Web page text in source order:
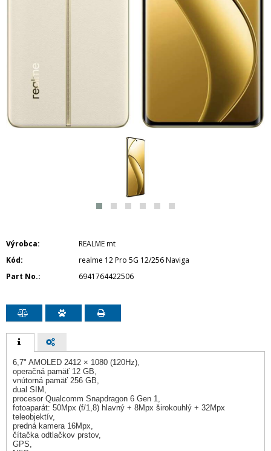
Výrobca
REALME mt
Kód
realme 12 Pro 5G 12/256 Naviga
Part No.
6941764422506
6,7" AMOLED 2412 × 1080 (120Hz),
operačná pamäť 12 GB,
vnútorná pamäť 256 GB,
dual SIM,
procesor Qualcomm Snapdragon 6 Gen 1,
fotoaparát: 50Mpx (f/1,8) hlavný + 8Mpx širokouhlý + 32Mpx
teleobjektív,
predná kamera 16Mpx,
čítačka odtlačkov prstov,
GPS,